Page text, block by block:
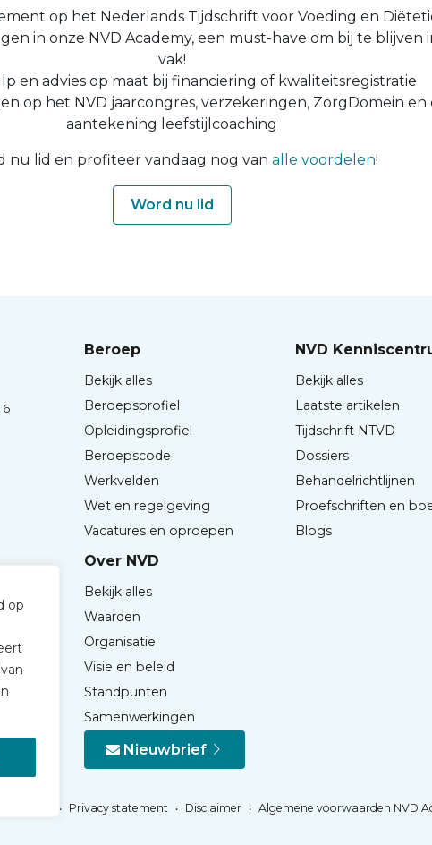
op
op het Nederlands Tijdschrift voor Voeding en
in onze NVD Academy, een must-have om bij te blijven
vak!
en advies op maat bij financiering of kwaliteitsregistratie
op het NVD jaarcongres, verzekeringen, ZorgDomein en
aantekening leefstijlcoaching
nu lid en profiteer vandaag nog van alle voordelen!
Word nu lid
6
Beroep
Bekijk alles
Beroepsprofiel
Opleidingsprofiel
Beroepscode
Werkvelden
Wet en regelgeving
Vacatures en oproepen
NVD
Bekijk alles
Laatste artikelen
Tijdschrift NTVD
Dossiers
Behandelrichtlijnen
Proefschriften en
Blogs
Over NVD
Bekijk alles
Waarden
Organisatie
Visie en beleid
Standpunten
Samenwerkingen
Nieuwbrief
Privacy statement Disclaimer Algemene voorwaarden NVD